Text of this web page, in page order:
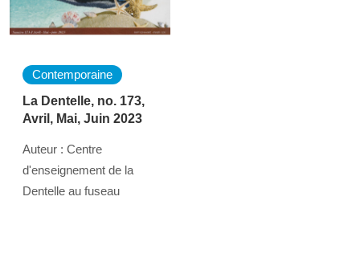
Contemporaine
La Dentelle, no. 173,
Avril, Mai, Juin 2023
Auteur : Centre
d'enseignement de la
Dentelle au fuseau